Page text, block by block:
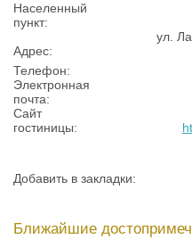
Населенный
пункт:
Адрес:
ул.
Телефон:
Электронная
почта:
Сайт
гостиницы:
Добавить в закладки:
Ближайшие